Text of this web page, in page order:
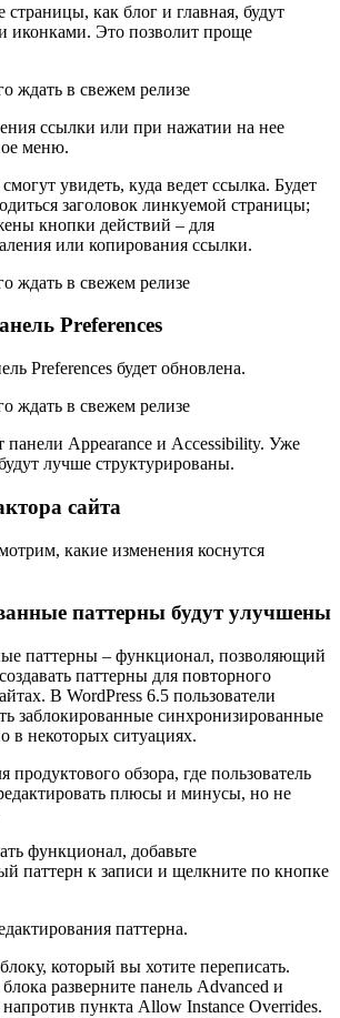
как блог и главная, будут
иконками. Это позволит проще
ссылки или при нажатии на нее
меню.
увидеть, куда ведет ссылка. Будет
заголовок линкуемой страницы;
кнопки действий – для
или копирования ссылки.
Preferences
Preferences будет обновлена.
панели Appearance и Accessibility. Уже
лучше структурированы.
сайта
какие изменения коснутся
паттерны будут улучшены
паттерны – функционал, позволяющий
паттерны для повторного
В WordPress 6.5 пользователи
заблокированные синхронизированные
в некоторых ситуациях.
продуктового обзора, где пользователь
плюсы и минусы, но не
функционал, добавьте
паттерн к записи и щелкните по кнопке
паттерна.
который вы хотите переписать.
разверните панель Advanced и
пункта Allow Instance Overrides.